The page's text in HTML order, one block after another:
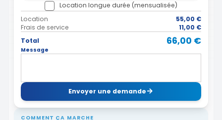
Location longue durée (mensualisée)
Location
55,00 €
Frais de service
11,00 €
Total
66,00 €
Message
Envoyer une demande
COMMENT ÇA MARCHE